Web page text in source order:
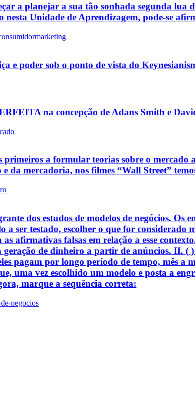
a planejar a sua tão sonhada segunda lua
Unidade de Aprendizagem, pode-se
marketing
e poder sob o ponto de vista do
na concepção de Adans Smith e
primeiros a formular teorias sobre o
da mercadoria, nos filmes “Wall Street”
dos estudos de modelos de negócios. Os
ser testado, escolher o que for considerado
afirmativas falsas em relação a esse
de dinheiro a partir de anúncios. II. (
pagam por longo período de tempo, mês a
uma vez escolhido um modelo e posta a
marque a sequência correta:
negocios